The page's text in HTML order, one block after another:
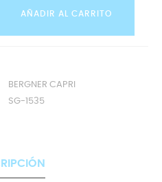
AÑADIR AL CARRITO
BERGNER CAPRI
SG-1535